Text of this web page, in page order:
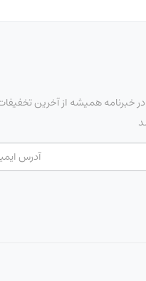
در خبرنامه همیشه از آخرین